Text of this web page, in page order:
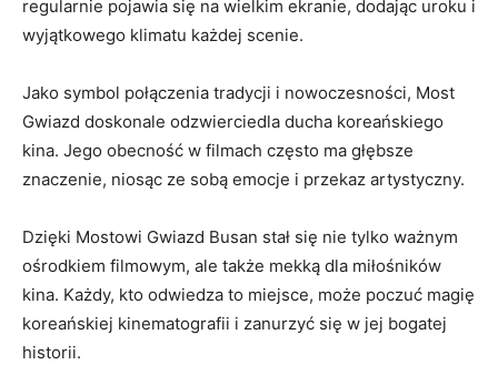
regularnie‌ pojawia ​się na wielkim ekranie, ‌dodając⁢ uroku i
wyjątkowego klimatu każdej scenie.
Jako symbol połączenia tradycji⁤ i nowoczesności, Most‌
Gwiazd doskonale odzwierciedla ducha koreańskiego
kina. Jego obecność w filmach często ma głębsze
znaczenie, niosąc ze sobą​ emocje i przekaz artystyczny.
Dzięki Mostowi Gwiazd⁤ Busan stał się⁢ nie tylko ważnym
ośrodkiem filmowym, ale także mekką dla​ miłośników
kina. Każdy, kto odwiedza to miejsce, może poczuć‍ magię
koreańskiej ‌kinematografii⁤ i zanurzyć się ‌w jej bogatej
historii.